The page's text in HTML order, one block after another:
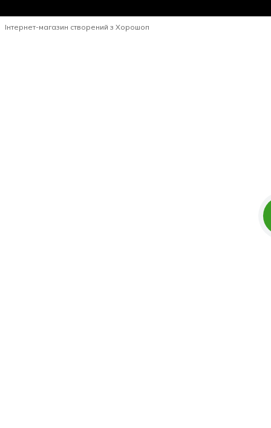
Інтернет-магазин створений з Хорошоп